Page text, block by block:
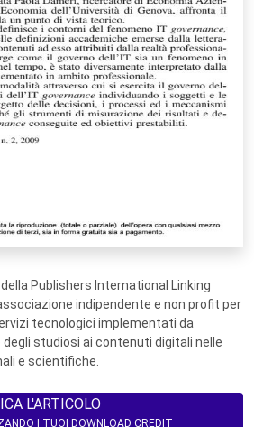
Publishers International Linking
indipendente e non profit per
tecnologici implementati da
degli studiosi ai contenuti digitali nelle
e scientifiche.
L'ARTICOLO
I TUOI DOWNLOAD CREDIT